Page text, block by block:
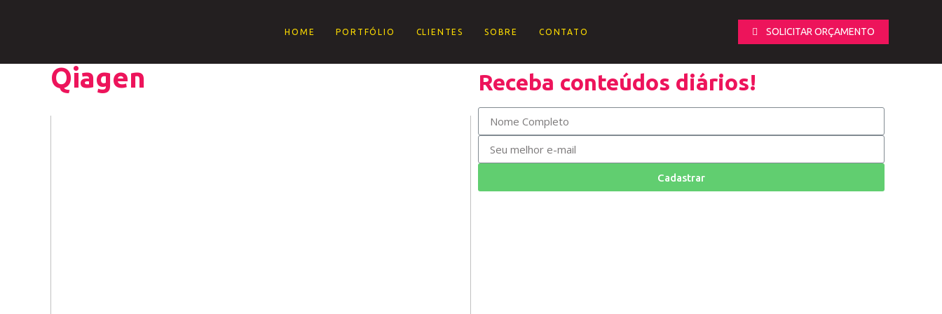
HOME PORTFÓLIO CLIENTES SOBRE CONTATO SOLICITAR ORÇAMENTO
Qiagen Receba conteúdos diários!
Cadastrar